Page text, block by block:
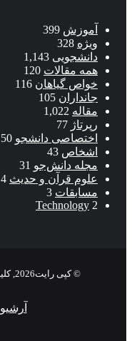
آموزش 399
ویژه 328
دانشجویی 1,143
همه مقالات 120
خواص گیاهان 116
جانداران 105
مقاله 1,022
رپرتاژ 77
اختصاصی دانشجو 50
اشخاص 43
مجله دانش‌جو 31
علوم قرآن و حدیث 4
مسابقات 3
Technology 2
© کپی رایت2026, کلیه حقوق برای دانشجو محفوظ است.
آرشیو